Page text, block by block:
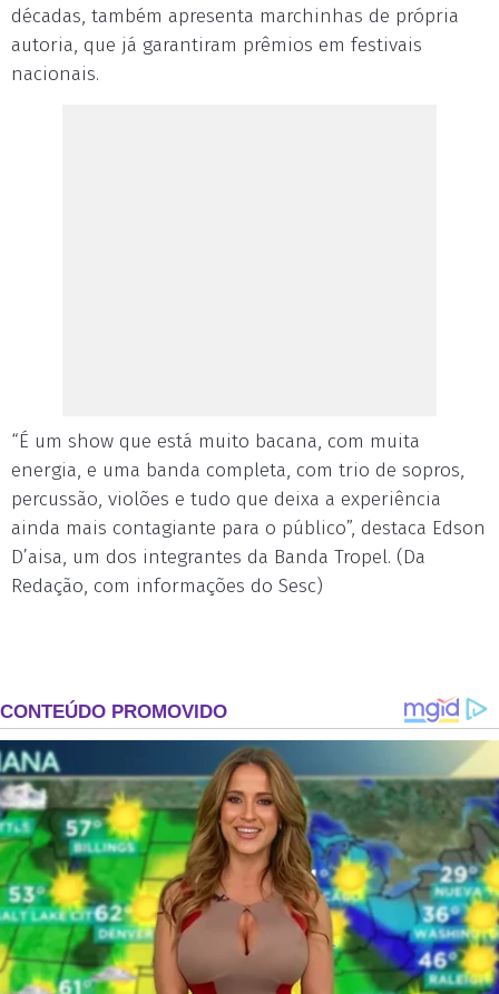
décadas, também apresenta marchinhas de própria
autoria, que já garantiram prêmios em festivais
nacionais.
“É um show que está muito bacana, com muita
energia, e uma banda completa, com trio de sopros,
percussão, violões e tudo que deixa a experiência
ainda mais contagiante para o público”, destaca Edson
D’aisa, um dos integrantes da Banda Tropel. (Da
Redação, com informações do Sesc)